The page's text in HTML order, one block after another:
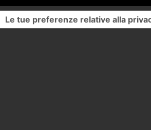
Le tue preferenze relative alla